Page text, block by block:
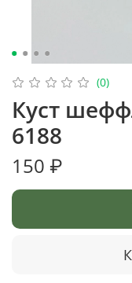
(0)
Куст
6188
150 ₽